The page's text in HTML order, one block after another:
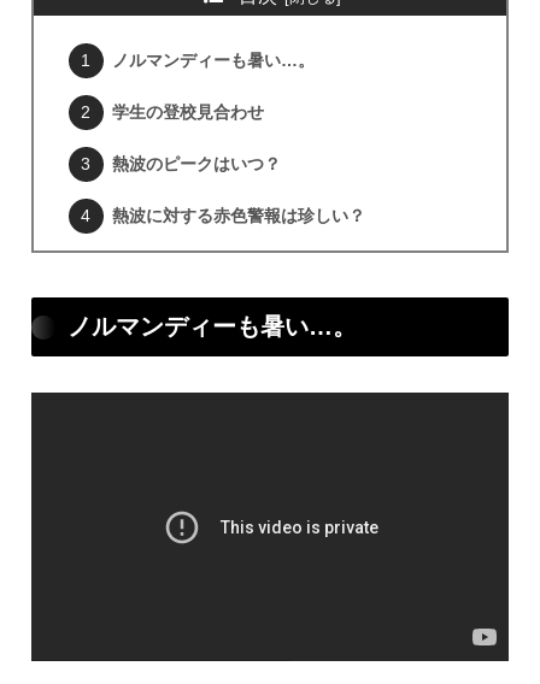
ノルマンディーも暑い…。
学生の登校見合わせ
熱波のピークはいつ？
熱波に対する赤色警報は珍しい？
ノルマンディーも暑い…。